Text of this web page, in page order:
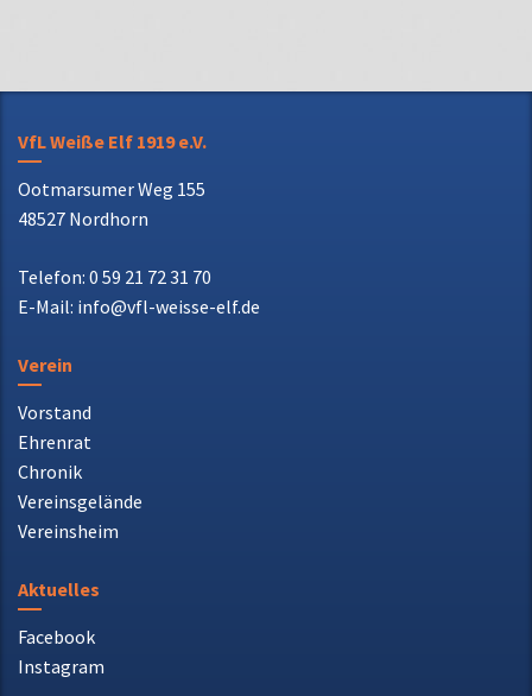
VfL Weiße Elf 1919 e.V.
Ootmarsumer Weg 155
48527 Nordhorn
Telefon: 0 59 21 72 31 70
E-Mail: info@vfl-weisse-elf.de
Verein
Vorstand
Ehrenrat
Chronik
Vereinsgelände
Vereinsheim
Aktuelles
Facebook
Instagram